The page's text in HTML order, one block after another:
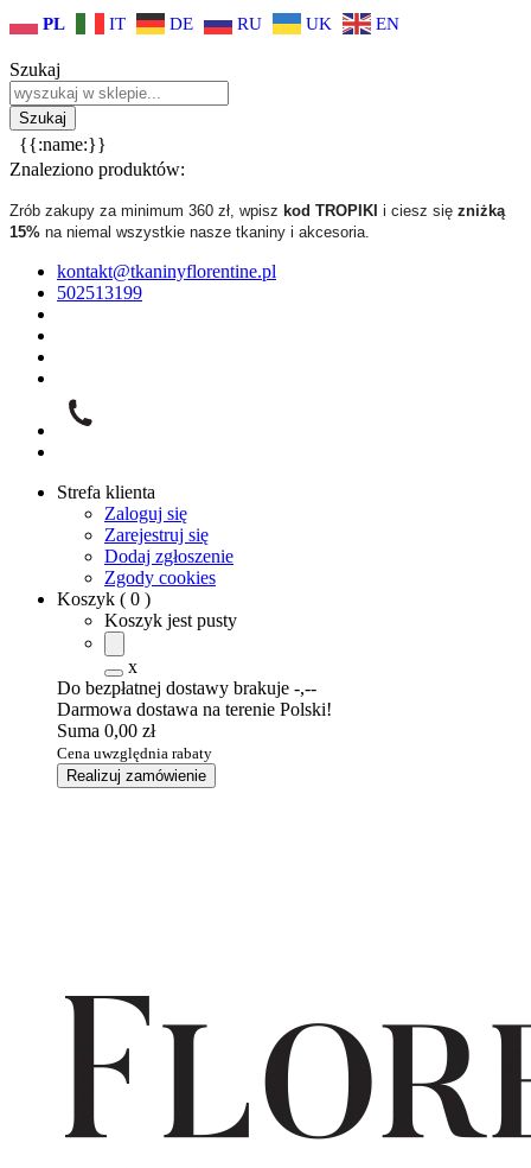
PL IT DE RU UK EN
Szukaj
{{:name:}}
Znaleziono produktów:
Zrób zakupy za minimum 360 zł, wpisz kod TROPIKI i ciesz się zniżką
15% na niemal wszystkie nasze tkaniny i akcesoria.
kontakt@tkaninyflorentine.pl
502513199
Strefa klienta
Zaloguj się
Zarejestruj się
Dodaj zgłoszenie
Zgody cookies
Koszyk ( 0 )
Koszyk jest pusty
x
Do bezpłatnej dostawy brakuje -,--
Darmowa dostawa na terenie Polski!
Suma 0,00 zł
Cena uwzględnia rabaty
Realizuj zamówienie